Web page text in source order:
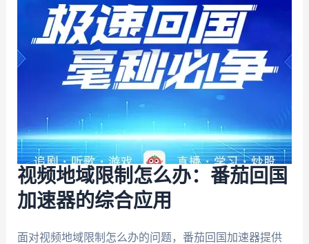
视频地域限制怎么办：番茄回国
加速器的综合应用
面对视频地域限制怎么办的问题，番茄回国加速器提供